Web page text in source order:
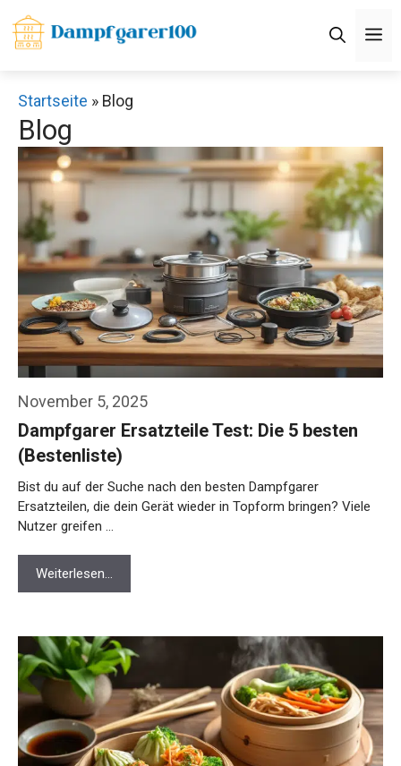
Zum
Inhalt
Startseite » Blog
Blog
November 5, 2025
Dampfgarer Ersatzteile Test: Die 5 besten
(Bestenliste)
Bist du auf der Suche nach den besten Dampfgarer
Ersatzteilen, die dein Gerät wieder in Topform bringen? Viele
Nutzer greifen …
Weiterlesen…